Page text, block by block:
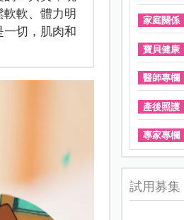
軟、體力明
切，肌肉和
家庭關係
寶貝健康
醫師專欄
產後照護
專家專欄
試用募集